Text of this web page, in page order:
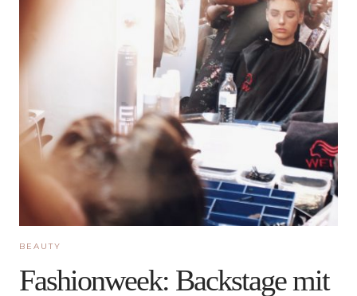
BEAUTY
Fashionweek: Backstage mit